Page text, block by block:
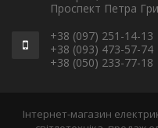
Проспект Петра
+38 (097) 251-14-13
+38 (093) 473-57-74
+38 (050) 233-77-18
Інтернет-магазин